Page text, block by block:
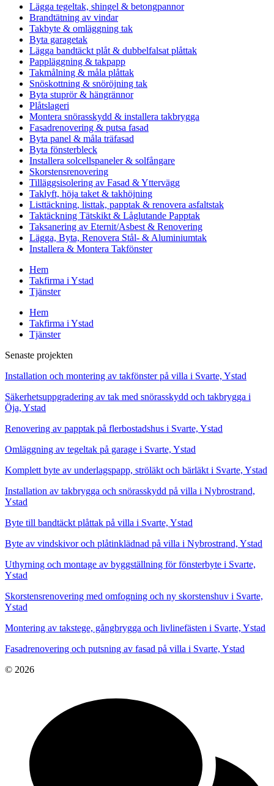
Lägga tegeltak, shingel & betongpannor
Brandtätning av vindar
Takbyte & omläggning tak
Byta garagetak
Lägga bandtäckt plåt & dubbelfalsat plåttak
Pappläggning & takpapp
Takmålning & måla plåttak
Snöskottning & snöröjning tak
Byta stuprör & hängrännor
Plåtslageri
Montera snörasskydd & installera takbrygga
Fasadrenovering & putsa fasad
Byta panel & måla träfasad
Byta fönsterbleck
Installera solcellspaneler & solfångare
Skorstensrenovering
Tilläggsisolering av Fasad & Yttervägg
Taklyft, höja taket & takhöjning
Listtäckning, listtak, papptak & renovera asfaltstak
Taktäckning Tätskikt & Låglutande Papptak
Taksanering av Eternit/Asbest & Renovering
Lägga, Byta, Renovera Stål- & Aluminiumtak
Installera & Montera Takfönster
Hem
Takfirma i Ystad
Tjänster
Hem
Takfirma i Ystad
Tjänster
Senaste projekten
Installation och montering av takfönster på villa i Svarte, Ystad
Säkerhetsuppgradering av tak med snörasskydd och takbrygga i
Öja, Ystad
Renovering av papptak på flerbostadshus i Svarte, Ystad
Omläggning av tegeltak på garage i Svarte, Ystad
Komplett byte av underlagspapp, ströläkt och bärläkt i Svarte, Ystad
Installation av takbrygga och snörasskydd på villa i Nybrostrand,
Ystad
Byte till bandtäckt plåttak på villa i Svarte, Ystad
Byte av vindskivor och plåtinklädnad på villa i Nybrostrand, Ystad
Uthyrning och montage av byggställning för fönsterbyte i Svarte,
Ystad
Skorstensrenovering med omfogning och ny skorstenshuv i Svarte,
Ystad
Montering av takstege, gångbrygga och livlinefästen i Svarte, Ystad
Fasadrenovering och putsning av fasad på villa i Svarte, Ystad
© 2026